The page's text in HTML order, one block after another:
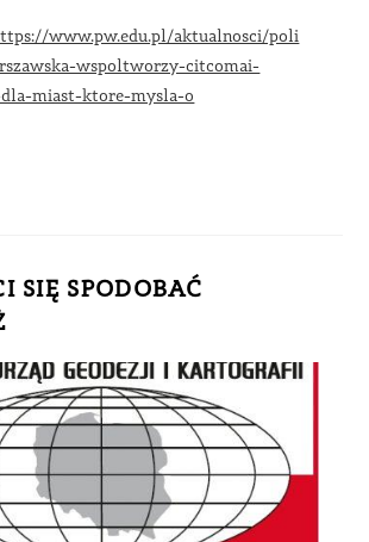
www.pw.edu.pl/aktualnosci/poli
wspoltworzy-citcomai-
miast-ktore-mysla-o
SIĘ SPODOBAĆ